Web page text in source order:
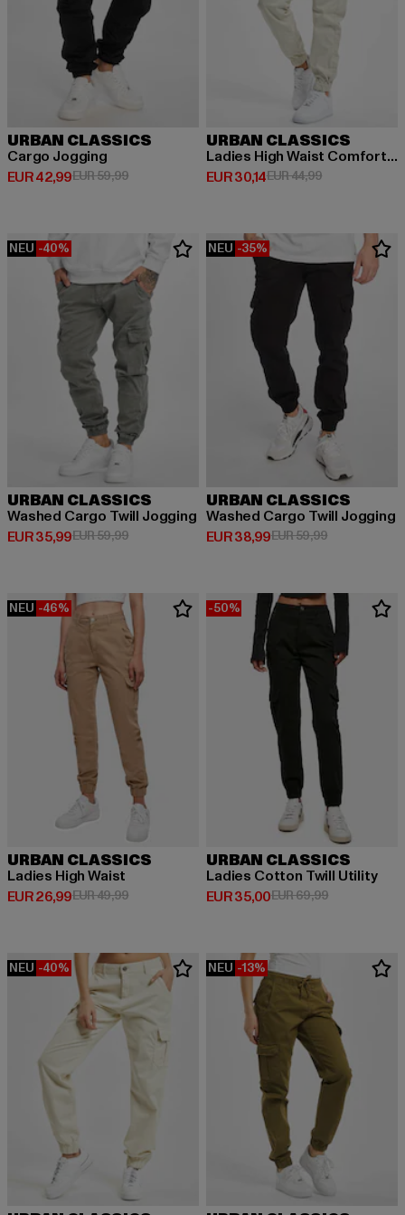
URBAN CLASSICS
Cargo Jogging
EUR 42,99
Derzeitiger Preis: EUR 42,99
EUR 59,99Aktionspreis: EUR 59,99
URBAN CLASSICS
Ladies High Waist Comfort Jogging
EUR 30,14
Derzeitiger Preis: EUR 30,14
EUR 44,99Aktionspreis:
NEU -40%
URBAN CLASSICS
Washed Cargo Twill Jogging
EUR 35,99
Derzeitiger Preis: EUR 35,99
EUR 59,99Aktionspreis: EUR 59,99
NEU -35%
URBAN CLASSICS
Washed Cargo Twill Jogging
EUR 38,99
Derzeitiger Preis: EUR 38,99
EUR 59,99Aktionspreis:
NEU -46%
URBAN CLASSICS
Ladies High Waist
EUR 26,99
Derzeitiger Preis: EUR 26,99
EUR 49,99Aktionspreis: EUR 49,99
-50%
URBAN CLASSICS
Ladies Cotton Twill Utility
EUR 35,00
Derzeitiger Preis: EUR 35,00
EUR 69,99Aktionspreis:
NEU -40% NEU -13%